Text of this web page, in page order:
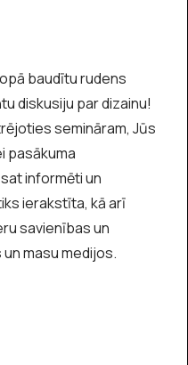
baudītu rudens
diskusiju par dizainu!
semināram, Jūs
pasākuma
informēti un
ierakstīta, kā arī
savienības un
masu medijos.